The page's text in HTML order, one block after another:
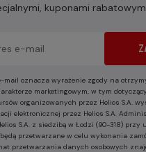
kuponami
mail oznacza wyrażenie zgody na
marketingowym, w tym
organizowanych przez Helios S.A.
elektronicznej przez Helios S.A.
S.A. z siedzibą w Łodzi (90-318) przy
przetwarzane w celu wykonania
przetwarzania danych osobowych